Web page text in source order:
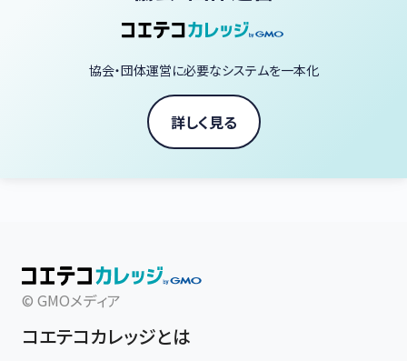
協会・団体運営に必要なシステムを一本化
詳しく見る
© GMOメディア
コエテコカレッジとは